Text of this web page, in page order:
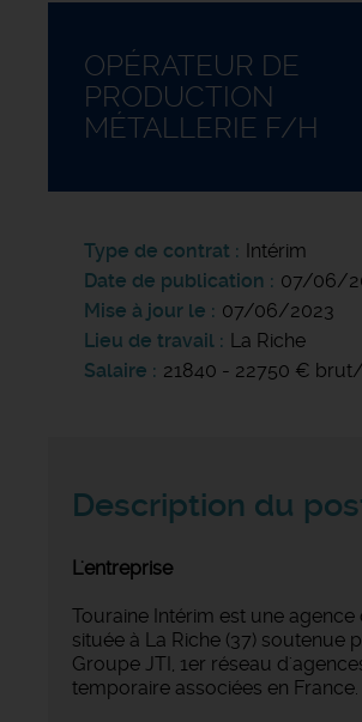
OPÉRATEUR DE
PRODUCTION
MÉTALLERIE F/H
Type de contrat
Intérim
Date de publication
07/06/
Mise à jour le
07/06/2023
Lieu de travail
La Riche
Salaire
21840 - 22750 €
Description du
L'entreprise
Touraine Intérim est une agence
située à La Riche (37) soutenue
Groupe JTI, 1er réseau
temporaire associées en France.